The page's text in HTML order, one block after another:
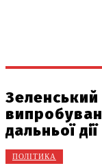
Зеленський
дальньої дії
ПОЛІТИКА